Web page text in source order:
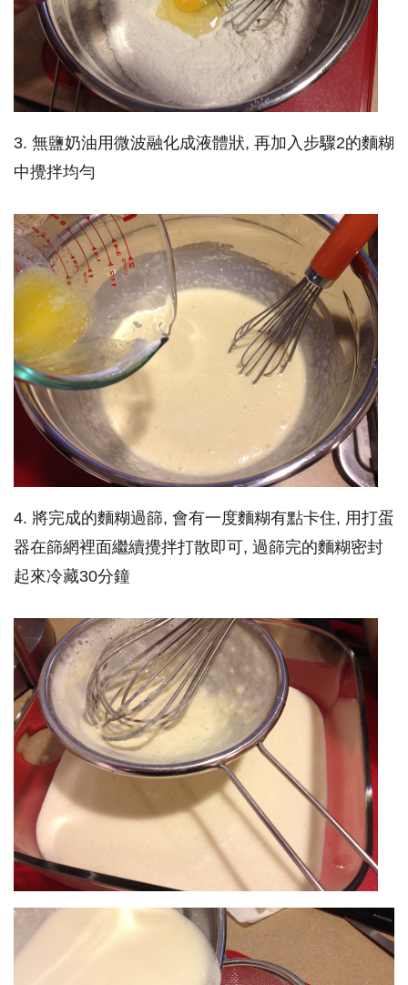
3. 無鹽奶油用微波融化成液體狀, 再加入步驟2的麵糊
中攪拌均勻
4. 將完成的麵糊過篩, 會有一度麵糊有點卡住, 用打蛋
器在篩網裡面繼續攪拌打散即可, 過篩完的麵糊密封
起來冷藏30分鐘